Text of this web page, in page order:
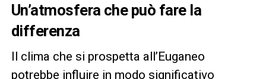
Un’atmosfera che può fare la
differenza
Il clima che si prospetta all’Euganeo
potrebbe influire in modo significativo